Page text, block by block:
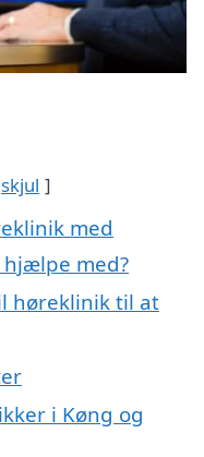
skjul
med
hjælpe med?
høreklinik til at
i Køng og